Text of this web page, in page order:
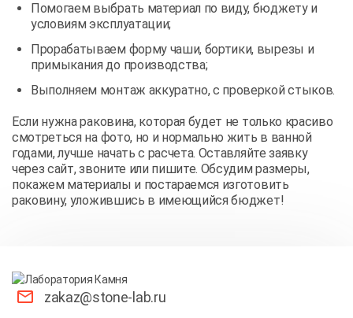
Помогаем выбрать материал по виду, бюджету и
условиям эксплуатации;
Прорабатываем форму чаши, бортики, вырезы и
примыкания до производства;
Выполняем монтаж аккуратно, с проверкой стыков.
Если нужна раковина, которая будет не только красиво
смотреться на фото, но и нормально жить в ванной
годами, лучше начать с расчета. Оставляйте заявку
через сайт, звоните или пишите. Обсудим размеры,
покажем материалы и постараемся изготовить
раковину, уложившись в имеющийся бюджет!
zakaz@stone-lab.ru